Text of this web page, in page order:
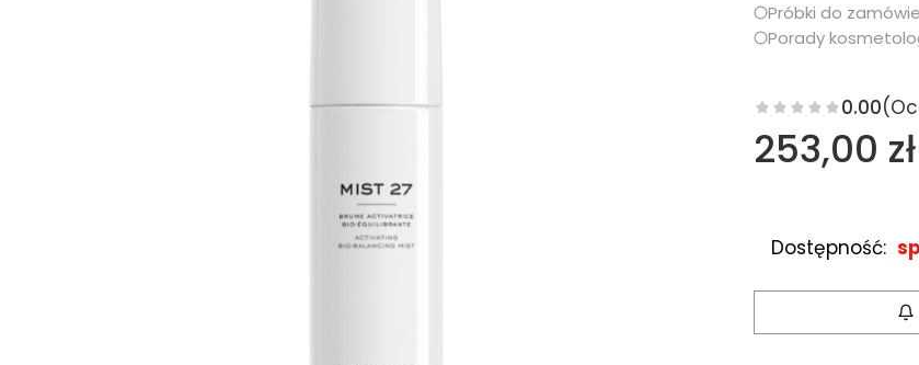
Próbki do
Porady
0.00
Cena
253,00 zł
Dostępność: